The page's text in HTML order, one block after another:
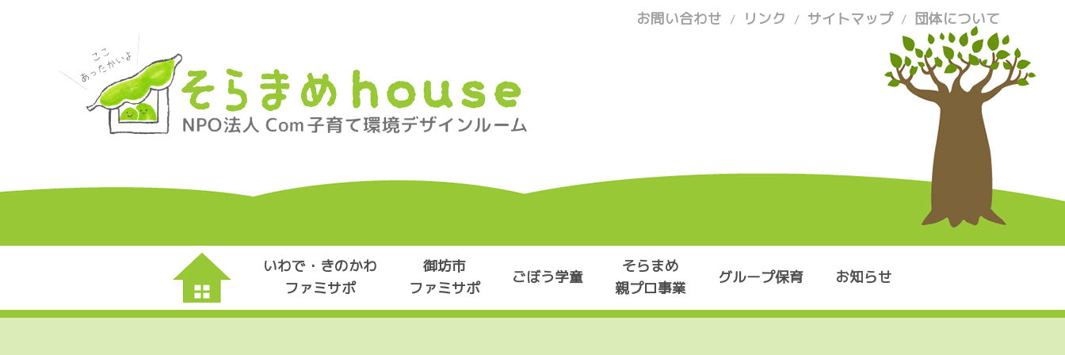
お問い合わせ / リンク / サイトマップ / 団体について
いわで・きのかわ
ファミサポ
御坊市
ファミサポ
ごぼう学童
そらまめ
親プロ事業
グループ保育 お知らせ